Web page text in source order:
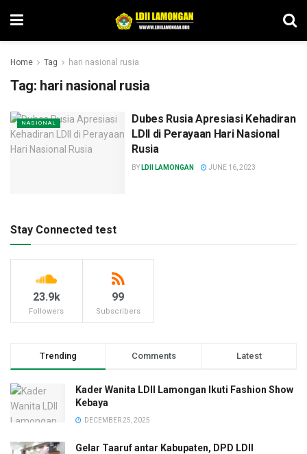
Home Tag hari nasional rusia
Tag: hari nasional rusia
NASIONAL
Dubes Rusia Apresiasi Kehadiran
LDII di Perayaan Hari Nasional
Rusia
BY LDII LAMONGAN JUNE 16, 2023
Stay Connected test
23.9k
Followers
99
Subscribers
Trending Comments Latest
Kader Wanita LDII Lamongan Ikuti Fashion Show
Kebaya
DECEMBER 25, 2025
Gelar Taaruf antar Kabupaten, DPD LDII